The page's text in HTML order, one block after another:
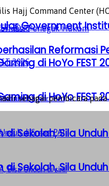
di HoYo FEST
Sekolah, Sila
Government
di HoYo FEST
Sekolah, Sila
Hajj Command Center
Reformasi
sebagai pembicara